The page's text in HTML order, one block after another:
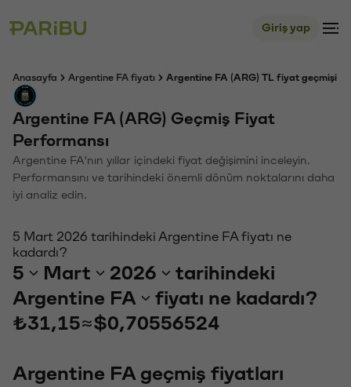
Giriş yap
Anasayfa Argentine FA fiyatı Argentine FA (ARG) TL fiyat geçmişi
Argentine FA (ARG) Geçmiş Fiyat
Performansı
Argentine FA'nın yıllar içindeki fiyat değişimini inceleyin.
Performansını ve tarihindeki önemli dönüm noktalarını daha
iyi analiz edin.
5 Mart 2026 tarihindeki Argentine FA fiyatı ne
kadardı?
5 Mart 2026
tarihindeki
Argentine FA
fiyatı ne kadardı?
₺31,15≈$0,70556524
Argentine FA geçmiş fiyatları